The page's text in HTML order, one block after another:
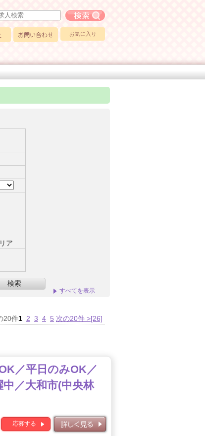
お気に入り
ア
検索
すべてを表示
20件1 2 3 4 5 次の20件 >[26]
／平日のみOK／
／大和市(中央林
応募する